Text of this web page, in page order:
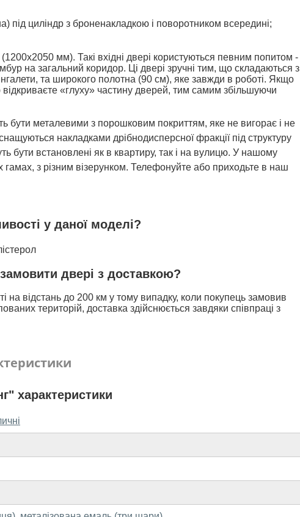
під циліндр з броненакладкою і поворотником всередині;
(1200х2050 мм). Такі вхідні двері користуються певним попитом -
на загальний коридор. Ці двері зручні тим, що складаються з
та широкого полотна (90 см), яке завжди в роботі. Якщо
«глуху» частину дверей, тим самим збільшуючи
бути металевими з порошковим покриттям, яке не вигорає і не
накладками дрібнодисперсної фракції під структуру
бути встановлені як в квартиру, так і на вулицю. У нашому
гамах, з різним візерунком. Телефонуйте або приходьте в наш
у даної моделі?
двері з доставкою?
на відстань до 200 км у тому випадку, коли покупець замовив
територій, доставка здійснюється завдяки співпраці з
характеристики